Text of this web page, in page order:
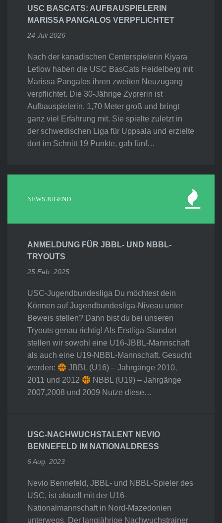
USC BASCATS: AUFBAUSPIELERIN
MARISSA PANGALOS VERPFLICHTET
24 Juli 2026
Nach der kanadischen Centerspielerin Kiyara
Letlow haben die USC BasCats Heidelberg mit
Marissa Pangalos ihren zweiten Neuzugang
verpflichtet. Die 30-Jährige Zyprerin ist
Aufbauspielerin, 1,70 Meter groß und bringt
ganz viel Erfahrung mit. Sie spielte zuletzt in
der schwedischen Liga für Uppsala und erzielte
dort im Schnitt 19 Punkte, gab fünf…
NEWS JUGEND
ANMELDUNG FÜR JBBL- UND NBBL-
TRYOUTS
25 Feb. 2025
USC-Jugendbundesliga Du möchtest dein
Können auf Jugendbundesliga-Niveau unter
Beweis stellen? Dann bist du bei unseren
Tryouts genau richtig! Als Erstliga-Standort
stellen wir sowohl eine U16-JBBL-Mannschaft
als auch eine U19-NBBL-Mannschaft. Gesucht
werden:
JBBL (U16) – Jahrgänge 2010,
2011 und 2012
NBBL (U19) – Jahrgänge
2007,2008 und 2009 Nutze diese…
USC-NACHWUCHSTALENT NEVIO
BENNEFELD IM NATIONALDRESS
6 Aug. 2023
Nevio Bennefeld, JBBL- und NBBL-Spieler des
USC, ist aktuell mit der U16-
Nationalmannschaft in Nord-Mazedonien
unterwegs. Der langjährige Nachwuchstrainer